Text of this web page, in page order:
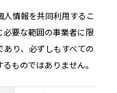
情報を共同利用するこ
必要な範囲の事業者に限
り、必ずしもすべての
ものではありません。